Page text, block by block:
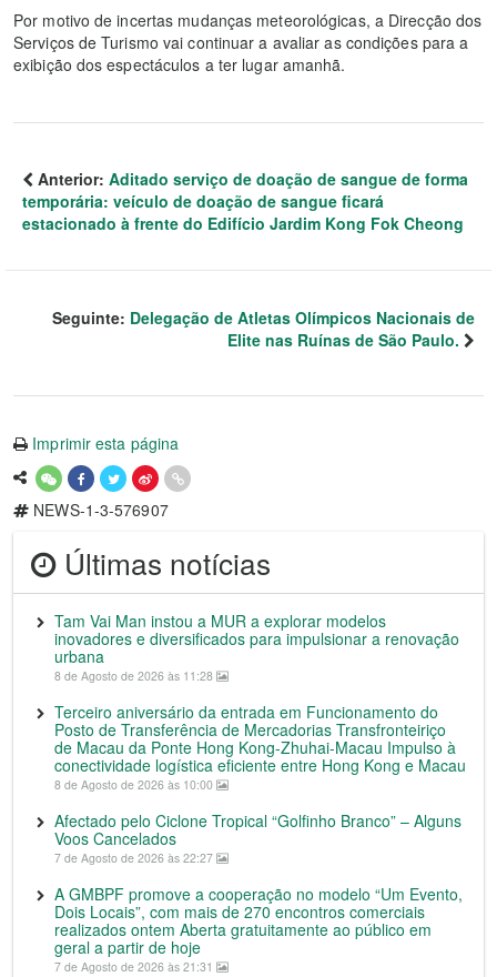
Por motivo de incertas mudanças meteorológicas, a Direcção dos
Serviços de Turismo vai continuar a avaliar as condições para a
exibição dos espectáculos a ter lugar amanhã.
Anterior: Aditado serviço de doação de sangue de forma
temporária: veículo de doação de sangue ficará
estacionado à frente do Edifício Jardim Kong Fok Cheong
Seguinte: Delegação de Atletas Olímpicos Nacionais de
Elite nas Ruínas de São Paulo.
Imprimir esta página
NEWS-1-3-576907
Últimas notícias
Tam Vai Man instou a MUR a explorar modelos
inovadores e diversificados para impulsionar a renovação
urbana
8 de Agosto de 2026 às 11:28
Terceiro aniversário da entrada em Funcionamento do
Posto de Transferência de Mercadorias Transfronteiriço
de Macau da Ponte Hong Kong-Zhuhai-Macau Impulso à
conectividade logística eficiente entre Hong Kong e Macau
8 de Agosto de 2026 às 10:00
Afectado pelo Ciclone Tropical “Golfinho Branco” – Alguns
Voos Cancelados
7 de Agosto de 2026 às 22:27
A GMBPF promove a cooperação no modelo “Um Evento,
Dois Locais”, com mais de 270 encontros comerciais
realizados ontem Aberta gratuitamente ao público em
geral a partir de hoje
7 de Agosto de 2026 às 21:31